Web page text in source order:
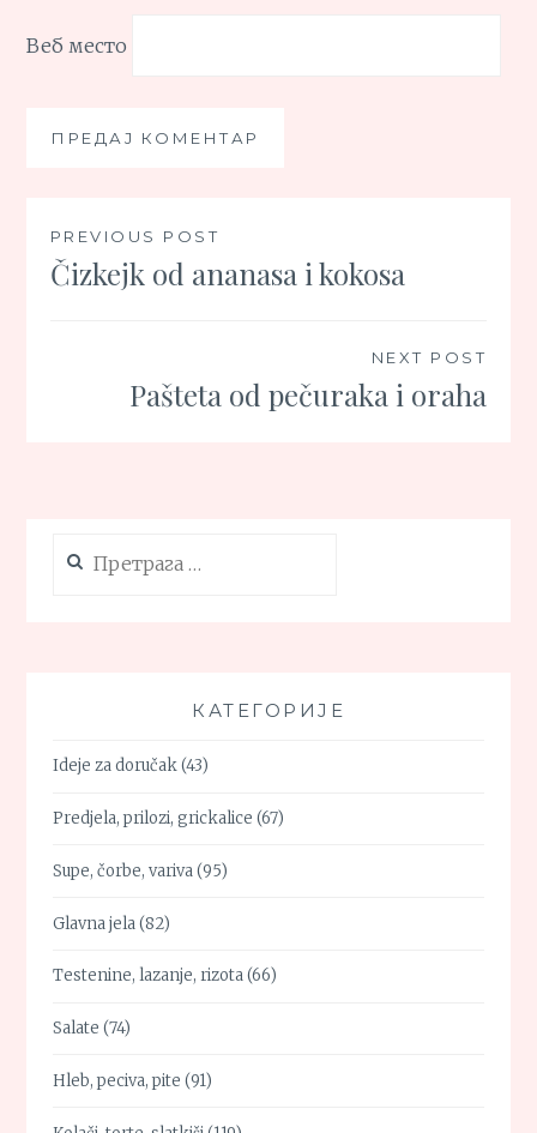
Веб место
Кретање
чланка
PREVIOUS POST
Čizkejk od ananasa i kokosa
NEXT POST
Pašteta od pečuraka i oraha
за:
КАТЕГОРИЈЕ
Ideje za doručak(43)
Predjela, prilozi, grickalice (67)
Supe, čorbe, variva(95)
Glavna jela(82)
Testenine, lazanje, rizota(66)
Salate (74)
Hleb, peciva, pite (91)